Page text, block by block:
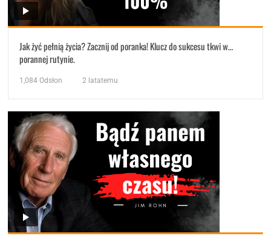
Jak żyć pełnią życia? Zacznij od poranka! Klucz do sukcesu tkwi w…
porannej rutynie.
1,084 Odsłon 2 latatemu